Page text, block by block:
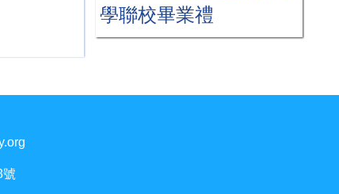
學聯校畢業禮
號